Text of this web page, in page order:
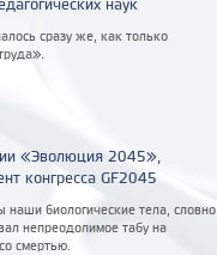
сразу же, как только
«Эволюция 2045»,
конгресса GF2045
наши биологические тела, словно
непреодолимое табу на
смертью.